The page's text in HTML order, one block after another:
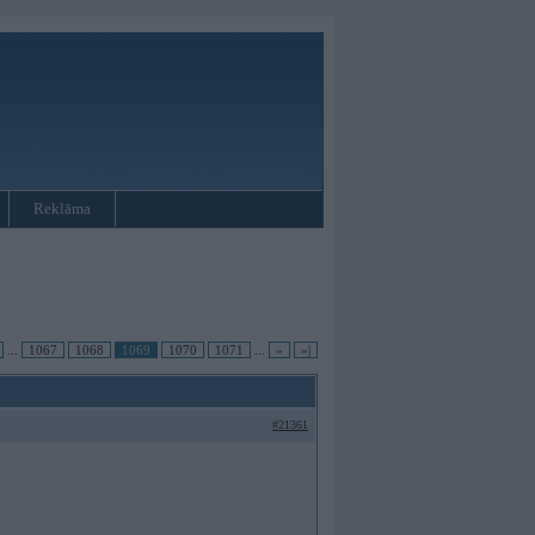
Reklāma
1067 1068 1069 1070 1071 » »|
#21361